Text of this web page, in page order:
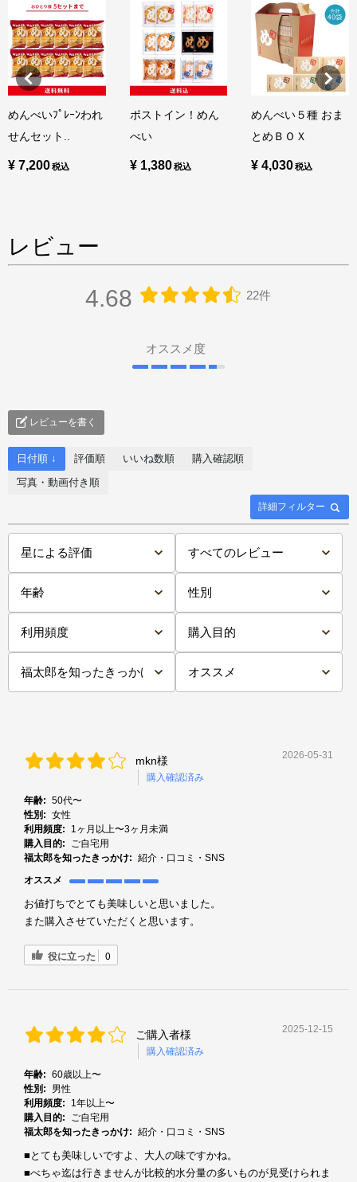
めんべいﾌﾟﾚｰﾝわれ
せんセット..
¥ 7,200
ポストイン！めん
べい
¥ 1,380
めんべい５種 おま
とめＢＯＸ
¥ 4,030
レビュー
4.68 22件
オススメ度
レビューを書く
詳細フィルター
日付順 ↓ 評価順 いいね数順
購入確認順
写真・動画付き順
mkn様
購入確認済み
2026-05-31
年齢: 50代〜
性別: 女性
利用頻度:
1ヶ月以上〜3ヶ月未満
購入目的:
ご自宅用
福太郎を知ったきっかけ: 紹介・口コミ・SNS
オススメ
お値打ちでとても美味しいと思いました。
また購入させていただくと思います。
役に立った 0
ご購入者様
購入確認済み
2025-12-15
年齢: 60歳以上〜
性別:
男性
利用頻度:
1年以上〜
購入目的:
ご自宅用
福太郎を知ったきっかけ: 紹介・口コミ・SNS
■とても美味しいですよ、大人の味ですかね。
■べちゃ迄は行きませんが比較的水分量の多いものが見受けられま